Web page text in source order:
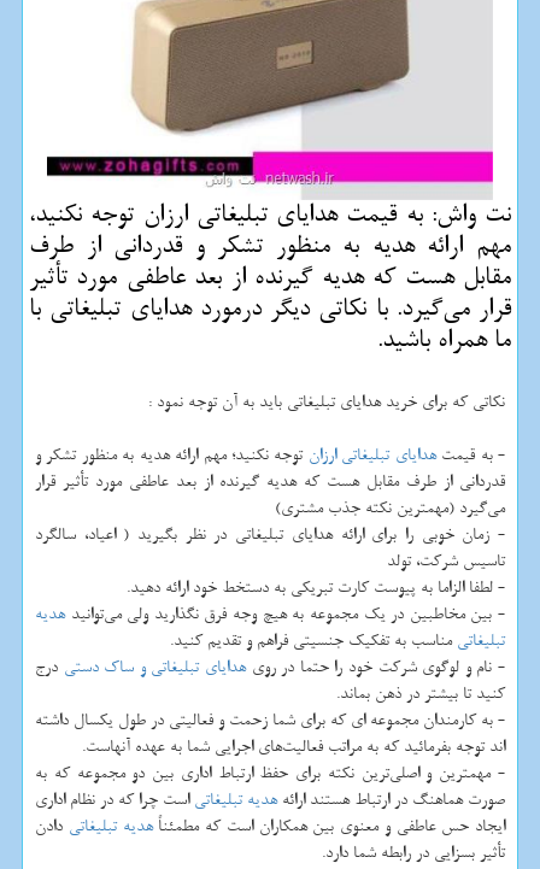
نت واش: به قیمت هدایای تبلیغاتی ارزان توجه نكنید،
مهم ارائه هدیه به منظور تشكر و قدردانی از طرف
مقابل هست كه هدیه گیرنده از بعد عاطفی مورد تأثیر
قرار می‌گیرد. با نكاتی دیگر درمورد هدایای تبلیغاتی با
ما همراه باشید.
نکاتی که برای خرید هدایای تبلیغاتی باید به آن توجه نمود :
- به قیمتهدایای تبلیغاتی ارزان توجه نکنید؛ مهم ارائه هدیه به منظور تشکر و
قدردانی از طرف مقابل هست که هدیه گیرنده از بعد عاطفی مورد تأثیر قرار
می‌گیرد (مهمترین نکته جذب مشتری)
- زمان خوبی را برای ارائه هدایای تبلیغاتی در نظر بگیرید ( اعیاد، سالگرد
تاسیس شرکت، تولد
- لطفا الزاما به پیوست کارت تبریکی به دستخط خود ارائه دهید.
- بین مخاطبین در یک مجموعه به هیچ وجه فرق نگذارید ولی می‌توانیدهدیه
تبلیغاتیمناسب به تفکیک جنسیتی فراهم و تقدیم کنید.
- نام و لوگوی شرکت خود را حتما در رویهدایای تبلیغاتی و ساک دستی درج
کنید تا بیشتر در ذهن بماند.
- به کارمندان مجموعه ای که برای شما زحمت و فعالیتی در طول یکسال داشته
اند توجه بفرمائید که به مراتب فعالیت‌های اجرایی شما به عهده آنهاست.
- مهمترین و اصلی‌ترین نکته برای حفظ ارتباط اداری بین دو مجموعه که به
صورت هماهنگ در ارتباط هستند ارائههدیه تبلیغاتیاست چرا که در نظام اداری
ایجاد حس عاطفی و معنوی بین همکاران است که مطمئناًهدیه تبلیغاتی دادن
تأثیر بسزایی در رابطه شما دارد.